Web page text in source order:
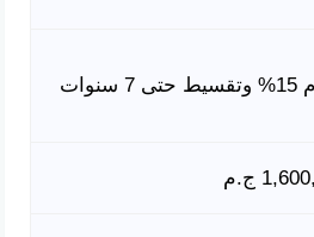
7 سنوات
ج.م